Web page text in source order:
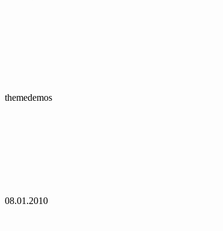
themedemos
08.01.2010